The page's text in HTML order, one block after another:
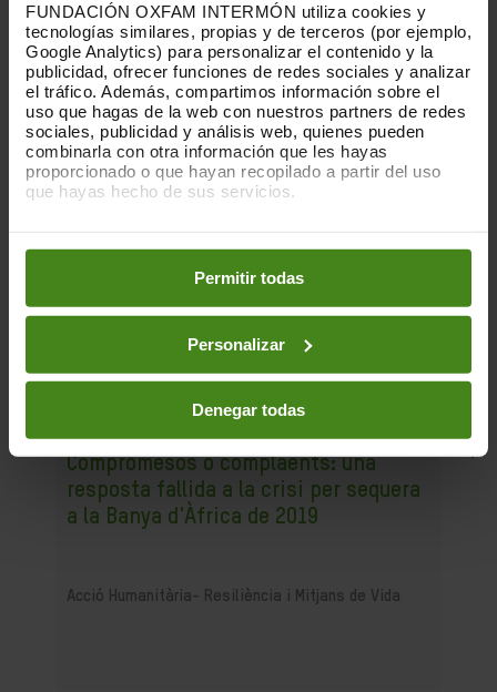
FUNDACIÓN OXFAM INTERMÓN utiliza cookies y
tecnologías similares, propias y de terceros (por ejemplo,
Google Analytics) para personalizar el contenido y la
publicidad, ofrecer funciones de redes sociales y analizar
el tráfico. Además, compartimos información sobre el
uso que hagas de la web con nuestros partners de redes
sociales, publicidad y análisis web, quienes pueden
combinarla con otra información que les hayas
proporcionado o que hayan recopilado a partir del uso
que hayas hecho de sus servicios.
preferencias accediendo a nuestraPolítica de Cookieso
en los botones facilitados a continuación:
Permitir todas
Personalizar
Denegar todas
Compromesos o complaents: una
resposta fallida a la crisi per sequera
a la Banya d'Àfrica de 2019
Acció Humanitària- Resiliència i Mitjans de Vida